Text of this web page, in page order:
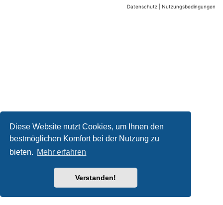
Diese Website nutzt Cookies, um Ihnen den
bestmöglichen Komfort bei der Nutzung zu
bieten. Mehr erfahren
Verstanden!
Datenschutz Nutzungsbedingungen